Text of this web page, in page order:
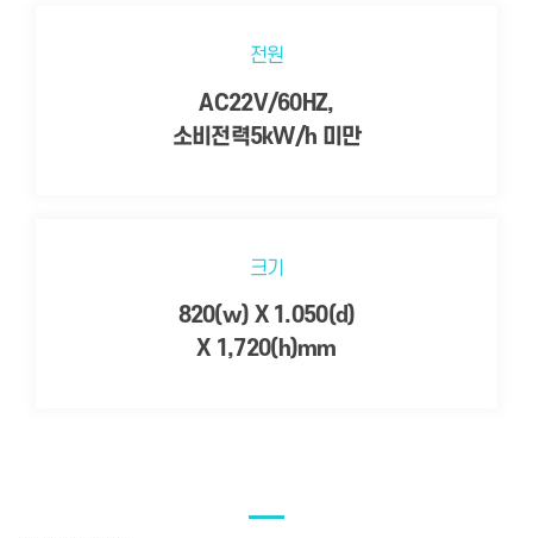
전원
AC22V/60HZ,
소비전력5kW/h 미만
크기
820(w) X 1.050(d)
X 1,720(h)mm